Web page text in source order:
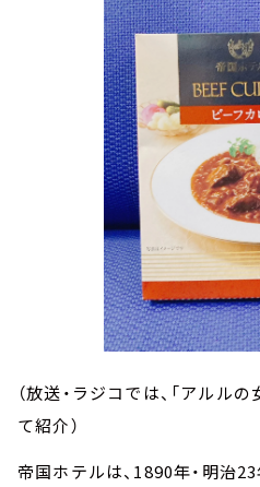
（放送・ラジコでは、「アルル
て紹介）
帝国ホテルは、1890年・明治